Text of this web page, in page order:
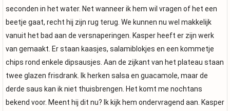
seconden in het water. Net wanneer ik hem wil vragen of het een
beetje gaat, recht hij zijn rug terug. We kunnen nu wel makkelijk
vanuit het bad aan de versnaperingen. Kasper heeft er zijn werk
van gemaakt. Er staan kaasjes, salamiblokjes en een kommetje
chips rond enkele dipsausjes. Aan de zijkant van het plateau staan
twee glazen frisdrank. Ik herken salsa en guacamole, maar de
derde saus kan ik niet thuisbrengen. Het komt me nochtans
bekend voor. Meent hij dit nu? Ik kijk hem ondervragend aan. Kasper